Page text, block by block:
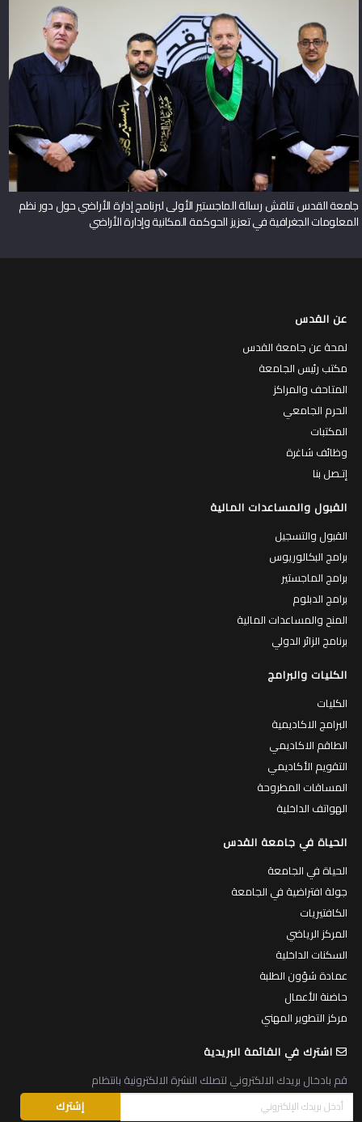
جامعة القدس تناقش رسالة الماجستير الأولى لبرنامج إدارة الأراضي حول دور نظم
المعلومات الجغرافية في تعزيز الحوكمة المكانية وإدارة الأراضي
عن القدس
لمحة عن جامعة القدس
مكتب رئيس الجامعة
المتاحف والمراكز
الحرم الجامعي
المكتبات
وظائف شاغرة
إتـصل بنا
القبول والمساعدات المالية
القبول والتسجيل
برامج البكالوريوس
برامج الماجستير
برامج الدبلوم
المنح والمساعدات المالية
برنامج الزائر الدولي
الكليات والبرامج
الكليات
البرامج الاكاديمية
الطاقم الاكاديمي
التقويم الأكاديمي
المساقات المطروحة
الهواتف الداخلية
الحياة في جامعة القدس
الحياة في الجامعة
جولة افتراضية في الجامعة
الكافتيريات
المركز الرياضي
السكنات الداخلية
عمادة شؤون الطلبة
حاضنة الأعمال
مركز التطوير المهني
اشترك في القائمة البريدية
قم بادخال بريدك الالكتروني لتصلك النشرة الالكترونية بانتظام